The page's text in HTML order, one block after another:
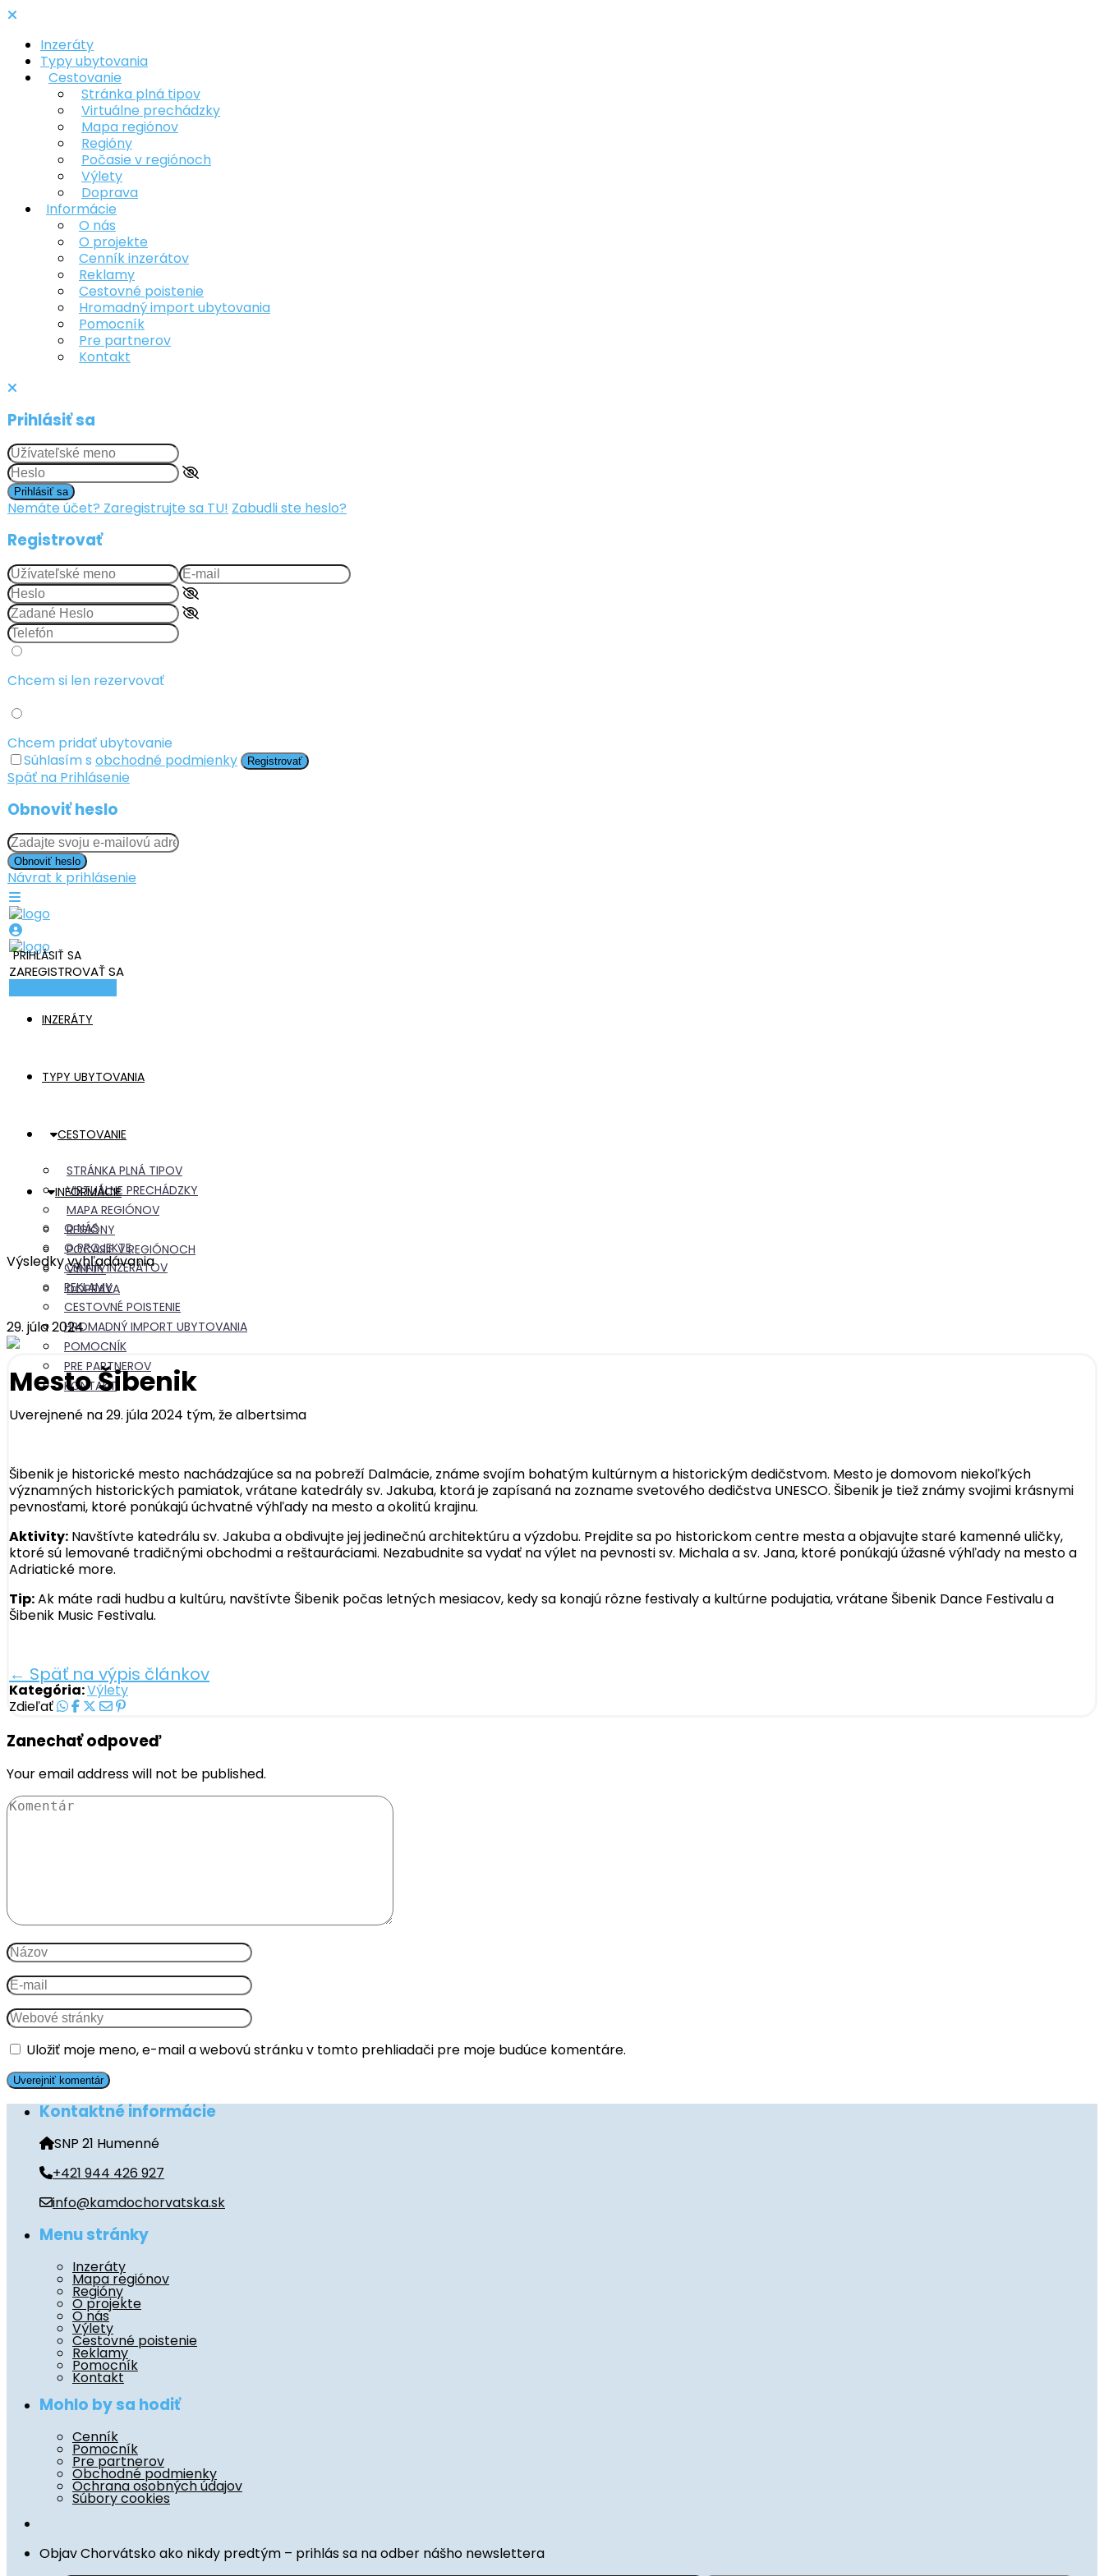
Inzeráty
Typy ubytovania
Cestovanie
Stránka plná tipov
Virtuálne prechádzky
Mapa regiónov
Regióny
Počasie v regiónoch
Výlety
Doprava
Informácie
O nás
O projekte
Cenník inzerátov
Reklamy
Cestovné poistenie
Hromadný import ubytovania
Pomocník
Pre partnerov
Kontakt
Prihlásiť sa
Prihlásiť sa
Nemáte účet? Zaregistrujte sa TU! Zabudli ste heslo?
Registrovať
Chcem si len rezervovať
Chcem pridať ubytovanie
Súhlasím s obchodné podmienky Registrovať
Späť na Prihlásenie
Obnoviť heslo
Obnoviť heslo
Návrat k prihlásenie
PRIHLÁSIŤ SA
ZAREGISTROVAŤ SA
INZERÁTY
TYPY UBYTOVANIA
CESTOVANIE
STRÁNKA PLNÁ TIPOV
VIRTUÁLNE PRECHÁDZKY
MAPA REGIÓNOV
REGIÓNY
POČASIE V REGIÓNOCH
VÝLETY
DOPRAVA
INFORMÁCIE
O NÁS
O PROJEKTE
CENNÍK INZERÁTOV
REKLAMY
CESTOVNÉ POISTENIE
HROMADNÝ IMPORT UBYTOVANIA
POMOCNÍK
PRE PARTNEROV
KONTAKT
Výsledky vyhľadávania
29. júla 2024
Mesto Šibenik
Uverejnené na 29. júla 2024 tým, žealbertsima
Šibenik je historické mesto nachádzajúce sa na pobreží Dalmácie, známe svojím bohatým kultúrnym a historickým dedičstvom. Mesto je domovom niekoľkých
významných historických pamiatok, vrátane katedrály sv. Jakuba, ktorá je zapísaná na zozname svetového dedičstva UNESCO. Šibenik je tiež známy svojimi krásnymi
pevnosťami, ktoré ponúkajú úchvatné výhľady na mesto a okolitú krajinu.
Aktivity: Navštívte katedrálu sv. Jakuba a obdivujte jej jedinečnú architektúru a výzdobu. Prejdite sa po historickom centre mesta a objavujte staré kamenné uličky,
ktoré sú lemované tradičnými obchodmi a reštauráciami. Nezabudnite sa vydať na výlet na pevnosti sv. Michala a sv. Jana, ktoré ponúkajú úžasné výhľady na mesto a
Adriatické more.
Tip:Ak máte radi hudbu a kultúru, navštívte Šibenik počas letných mesiacov, kedy sa konajú rôzne festivaly a kultúrne podujatia, vrátane Šibenik Dance Festivalu a
Šibenik Music Festivalu.
← Späť na výpis článkov
Kategória:Výlety
Zdieľať
Zanechať odpoveď
Your email address will not be published.
Uložiť moje meno, e-mail a webovú stránku v tomto prehliadači pre moje budúce komentáre.
Kontaktné informácie
SNP 21 Humenné
+421 944 426 927
info@kamdochorvatska.sk
Menu stránky
Inzeráty
Mapa regiónov
Regióny
O projekte
O nás
Výlety
Cestovné poistenie
Reklamy
Pomocník
Kontakt
Mohlo by sa hodiť
Cenník
Pomocník
Pre partnerov
Obchodné podmienky
Ochrana osobných údajov
Súbory cookies
Objav Chorvátsko ako nikdy predtým – prihlás sa na odber nášho newslettera